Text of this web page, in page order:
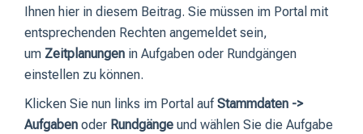
Ihnen hier in diesem Beitrag. Sie müssen im Portal mit
entsprechenden Rechten angemeldet sein,
um Zeitplanungen in Aufgaben oder Rundgängen
einstellen zu können.
Klicken Sie nun links im Portal auf Stammdaten ->
Aufgaben oder Rundgänge und wählen Sie die Aufgabe